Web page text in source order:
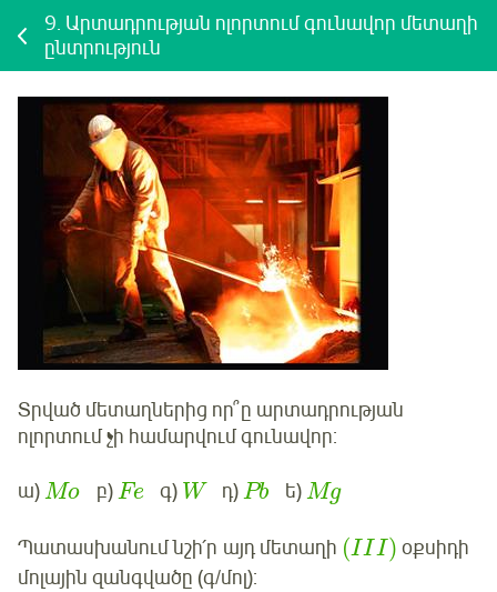
9. Արտադրության ոլորտում գունավոր մետաղի
ընտրություն
Տրված մետաղներից որ՞ը արտադրության
ոլորտում չի համարվում գունավոր:
ա) Moբ) Fe գ) Wդ)Pb ե) Mg
Պատասխանում նշի՛ր այդ մետաղի (II I ) օքսիդի
մոլային զանգվածը (գ/մոլ):